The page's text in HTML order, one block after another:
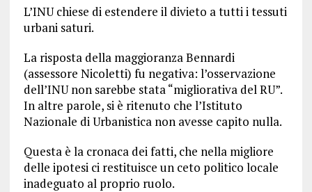
L’INU chiese di estendere il divieto a tutti i tessuti
urbani saturi.
La risposta della maggioranza Bennardi
(assessore Nicoletti) fu negativa: l’osservazione
dell’INU non sarebbe stata “migliorativa del RU”.
In altre parole, si è ritenuto che l’Istituto
Nazionale di Urbanistica non avesse capito nulla.
Questa è la cronaca dei fatti, che nella migliore
delle ipotesi ci restituisce un ceto politico locale
inadeguato al proprio ruolo.